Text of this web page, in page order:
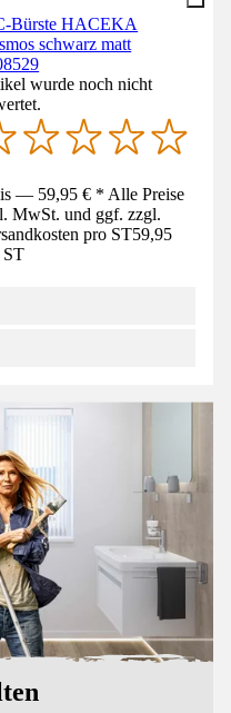
Bürste HACEKA
schwarz matt
wurde noch nicht
— 59,95 € * Alle Preise
MwSt. und ggf. zzgl.
pro ST59,95
ST